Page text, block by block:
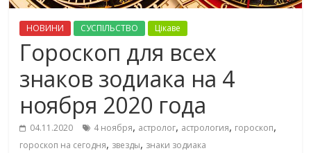
НОВИНИ СУСПІЛЬСТВО Цікаве
Гороскоп для всех
знаков зодиака на 4
ноября 2020 года
04.11.2020 4 ноября, астролог, астрология, гороскоп,
гороскоп на сегодня, звезды, знаки зодиака